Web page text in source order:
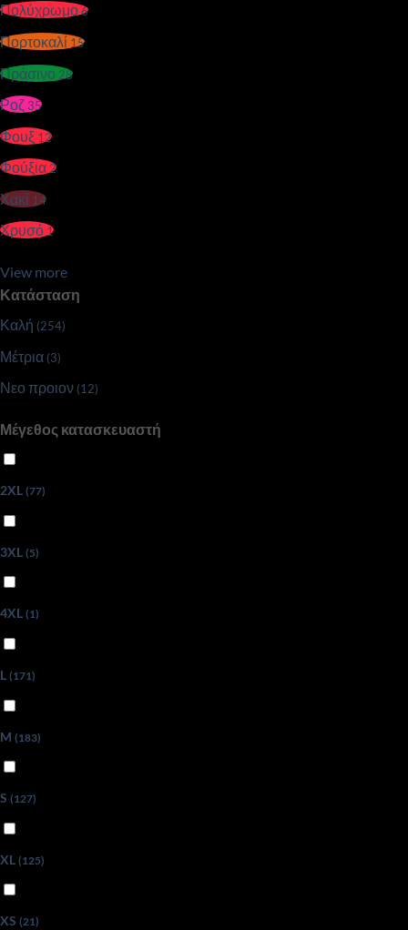
Πολύχρωμο6
Πορτοκαλί15
Πράσινο 28
Ροζ35
Φουξ 12
Φούξια2
Χακί 14
Χρυσό1
View more
Κατάσταση
Καλή (254)
Μέτρια (3)
Νεο προιον (12)
Μέγεθος κατασκευαστή
2XL (77)
3XL (5)
4XL (1)
L (171)
M (183)
S (127)
XL (125)
XS (21)